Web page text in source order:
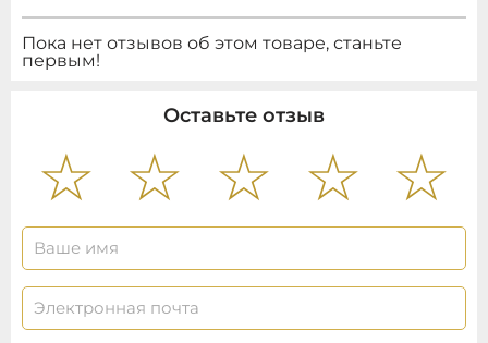
Пока нет отзывов об этом товаре, станьте
первым!
Оставьте отзыв